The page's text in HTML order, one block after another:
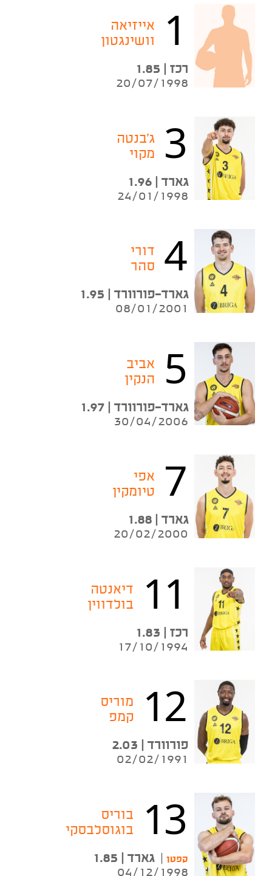
1
אייזיאה
וושינגטון
רכז | 1.85
20/07/1998
3
ג'בנטה
מקוי
גארד | 1.96
24/01/1998
4
דורי
סהר
גארד-פורוורד | 1.95
08/01/2001
5
אביב
הנקין
גארד-פורוורד | 1.97
30/04/2006
7
אפי
טיומקין
גארד | 1.88
20/02/2000
11
דיאנטה
בולדווין
רכז | 1.83
17/10/1994
12
מוריס
קמפ
פורוורד | 2.03
02/02/1991
13
בוריס
בוגוסלבסקי
קפטן |גארד | 1.85
04/12/1998